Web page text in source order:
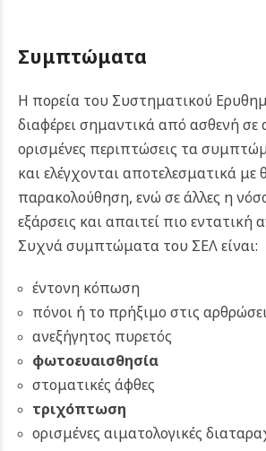
Συμπτώματα
Η πορεία του Συστηματικού
διαφέρει σημαντικά από ασθενή σε
ορισμένες περιπτώσεις τα
και ελέγχονται αποτελεσματικά με
παρακολούθηση, ενώ σε άλλες η
εξάρσεις και απαιτεί πιο εντατική
Συχνά συμπτώματα του ΣΕΛ είναι:
έντονη κόπωση
πόνοι ή το πρήξιμο στις
ανεξήγητος πυρετός
φωτοευαισθησία
στοματικές άφθες
τριχόπτωση
ορισμένες αιματολογικές